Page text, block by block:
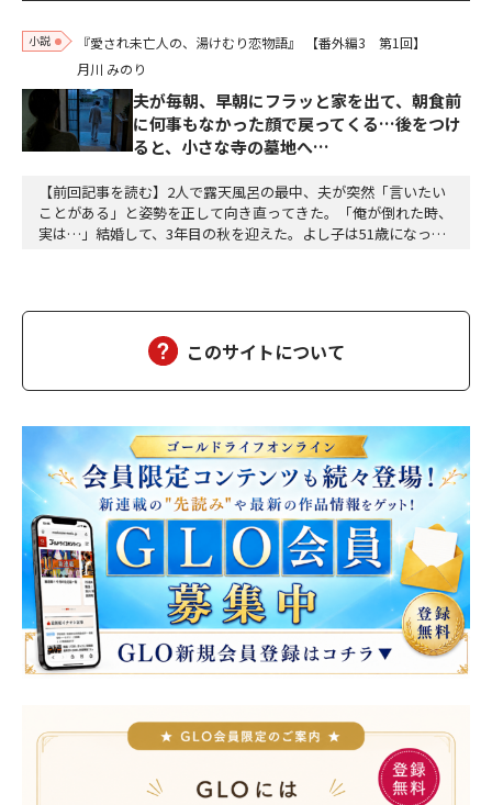
小説 『愛され未亡人の、湯けむり恋物語』
【番外編3 第1回】
月川 みのり
夫が毎朝、早朝にフラッと家を出て、朝食前
に何事もなかった顔で戻ってくる…後をつけ
ると、小さな寺の墓地へ…
【前回記事を読む】2人で露天風呂の最中、夫が突然「言いたい
ことがある」と姿勢を正して向き直ってきた。「俺が倒れた時、
実は…」結婚して、3年目の秋を迎えた。よし子は51歳になっ
ん、幸せになった）夫の雅彦は、相変わらず口数は多くな…
このサイトについて